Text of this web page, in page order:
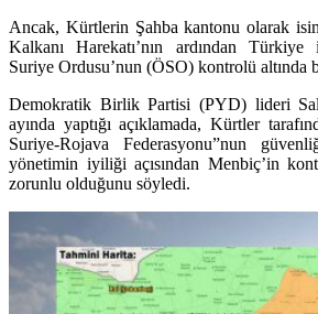
Ancak, Kürtlerin Şahba kantonu olarak
Kalkanı Harekatı’nın ardından
Suriye Ordusu’nun (ÖSO) kontrolü altında
Demokratik Birlik Partisi (PYD) lideri
ayında yaptığı açıklamada, Kürtler
Suriye-Rojava Federasyonu”nun
yönetimin iyiliği açısından Menbiç’in
zorunlu olduğunu söyledi.